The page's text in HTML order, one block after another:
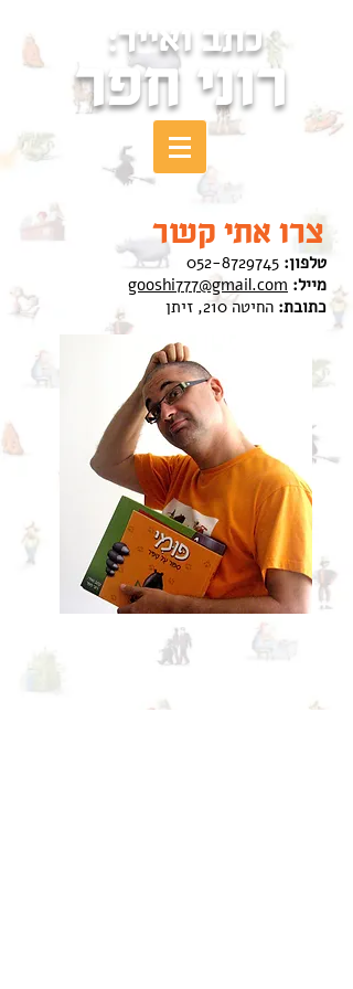
כתב ואייר:
רוני חפר
צרו אתי קשר
טלפון: 052-8729745
מייל: gooshi777@gmail.com
כתובת: החיטה 210, זיתן